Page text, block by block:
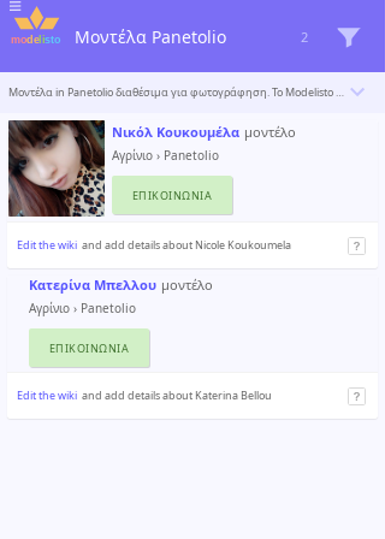
Μοντέλα Panetolio 2
Μοντέλα in Panetolio διαθέσιμα για φωτογράφηση. Το Modelisto δημιουργεί έναν κατάλογο με τους «σπουδαιότερους επαγγελματίες του κόσμου». Για να συμπεριληφθείτε
Νικόλ Κουκουμέλα μοντέλο
Αγρίνιο › Panetolio
ΕΠΙΚΟΙΝΩΝΊΑ
Edit the wiki and add details about Nicole Koukoumela
Κατερίνα Μπελλου μοντέλο
Αγρίνιο › Panetolio
ΕΠΙΚΟΙΝΩΝΊΑ
Edit the wiki and add details about Katerina Bellou